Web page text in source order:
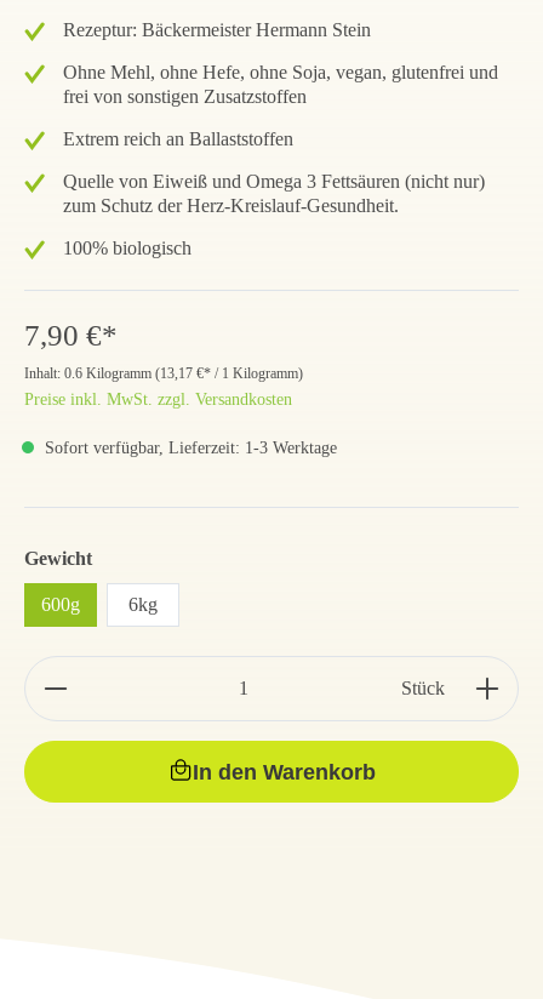
Rezeptur: Bäckermeister Hermann Stein
Ohne Mehl, ohne Hefe, ohne Soja, vegan, glutenfrei und
frei von sonstigen Zusatzstoffen
Extrem reich an Ballaststoffen
Quelle von Eiweiß und Omega 3 Fettsäuren (nicht nur)
zum Schutz der Herz-Kreislauf-Gesundheit.
100% biologisch
7,90 €*
Inhalt: 0.6 Kilogramm (13,17 €* / 1 Kilogramm)
Preise inkl. MwSt. zzgl. Versandkosten
Sofort verfügbar, Lieferzeit: 1-3 Werktage
Gewicht
600g 6kg
Stück
In den Warenkorb